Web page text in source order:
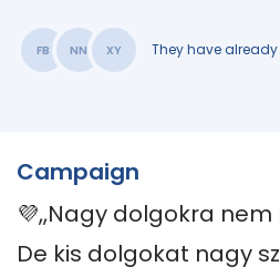
FB NN XY They have
Campaign
💜,,Nagy dolgokra
De kis dolgokat nagy